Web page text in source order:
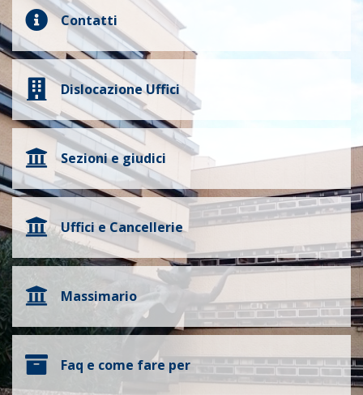
Contatti
Dislocazione Uffici
Sezioni e giudici
Uffici e Cancellerie
Massimario
Faq e come fare per